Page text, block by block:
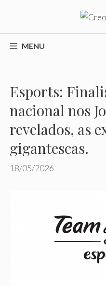
o
conteúdoMENU
Esports:
nacional nos
revelados, as
gigantescas.
18/05/2026